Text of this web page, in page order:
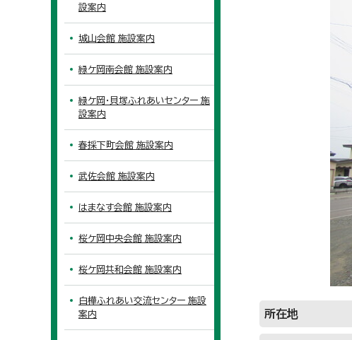
所在地
設案内
城山会館 施設案内
緑ケ岡南会館 施設案内
緑ケ岡・貝塚ふれあいセンター 施
設案内
春採下町会館 施設案内
武佐会館 施設案内
はまなす会館 施設案内
桜ケ岡中央会館 施設案内
桜ケ岡共和会館 施設案内
白樺ふれあい交流センター 施設
案内